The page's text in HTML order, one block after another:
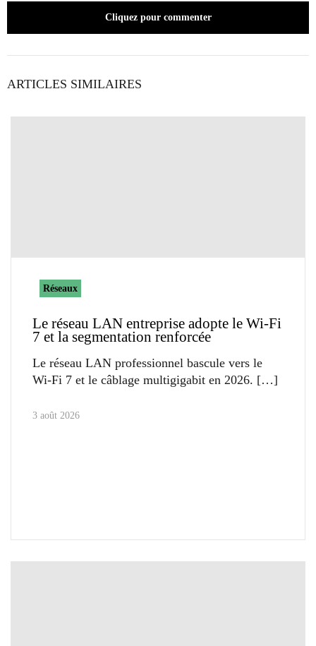
Cliquez pour commenter
ARTICLES SIMILAIRES
Réseaux
Le réseau LAN entreprise adopte le Wi-Fi
7 et la segmentation renforcée
Le réseau LAN professionnel bascule vers le
Wi-Fi 7 et le câblage multigigabit en 2026.
3 août 2026